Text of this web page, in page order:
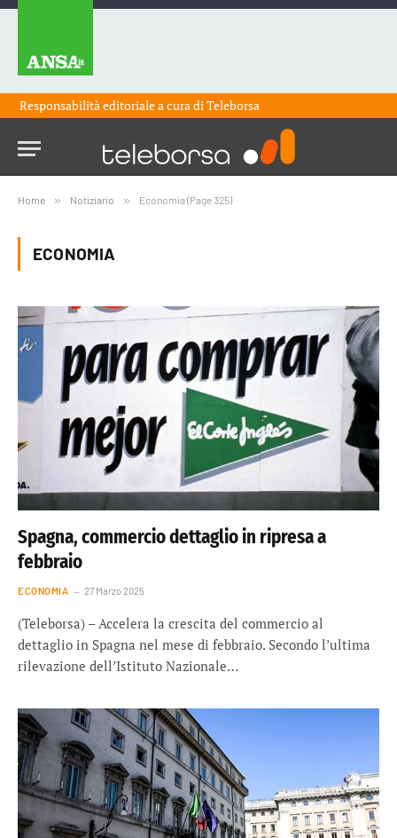
Responsabilità editoriale a cura diTeleborsa
Home » Notiziario » Economia (Page 325)
ECONOMIA
Spagna, commercio dettaglio in ripresa a
febbraio
ECONOMIA 27 Marzo 2025
(Teleborsa) – Accelera la crescita del commercio al
dettaglio in Spagna nel mese di febbraio. Secondo l’ultima
rilevazione dell’Istituto Nazionale…